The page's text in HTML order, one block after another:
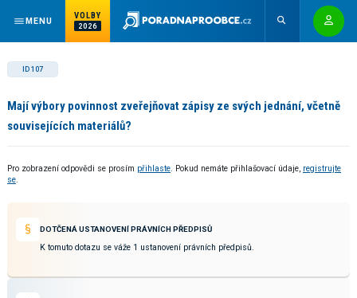
MENU
VOLBY
2026
ID 107
Mají výbory povinnost zveřejňovat zápisy ze svých jednání, včetně
souvisejících materiálů?
Pro zobrazení odpovědi se prosím přihlaste. Pokud nemáte přihlašovací údaje, registrujte
se.
DOTČENÁ USTANOVENÍ PRÁVNÍCH PŘEDPISŮ
K tomuto dotazu se váže 1 ustanovení právních předpisů.